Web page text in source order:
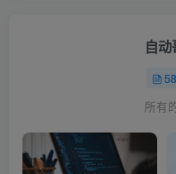
自
58
所有